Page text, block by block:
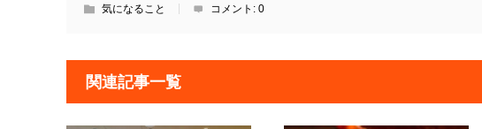
気になること コメント: 0
関連記事一覧